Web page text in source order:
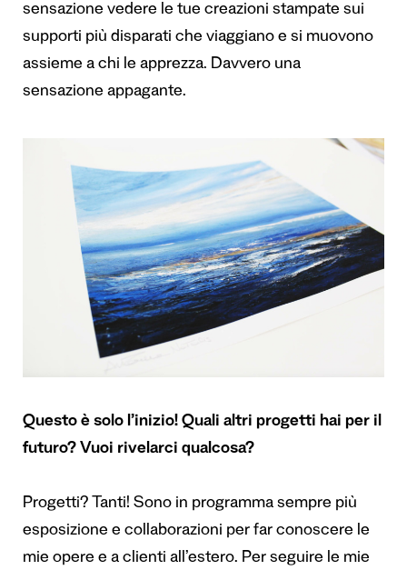
sensazione vedere le tue creazioni stampate sui
supporti più disparati che viaggiano e si muovono
assieme a chi le apprezza. Davvero una
sensazione appagante.
Questo è solo l’inizio! Quali altri progetti hai per il
futuro? Vuoi rivelarci qualcosa?
Progetti? Tanti! Sono in programma sempre più
esposizione e collaborazioni per far conoscere le
mie opere e a clienti all’estero. Per seguire le mie